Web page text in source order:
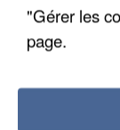
"Gérer les
page.